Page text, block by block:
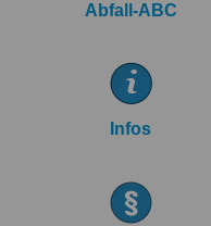
Abfall-ABC
Infos